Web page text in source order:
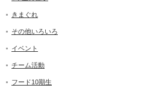
きまぐれ
その他いろいろ
イベント
チーム活動
フード10期生